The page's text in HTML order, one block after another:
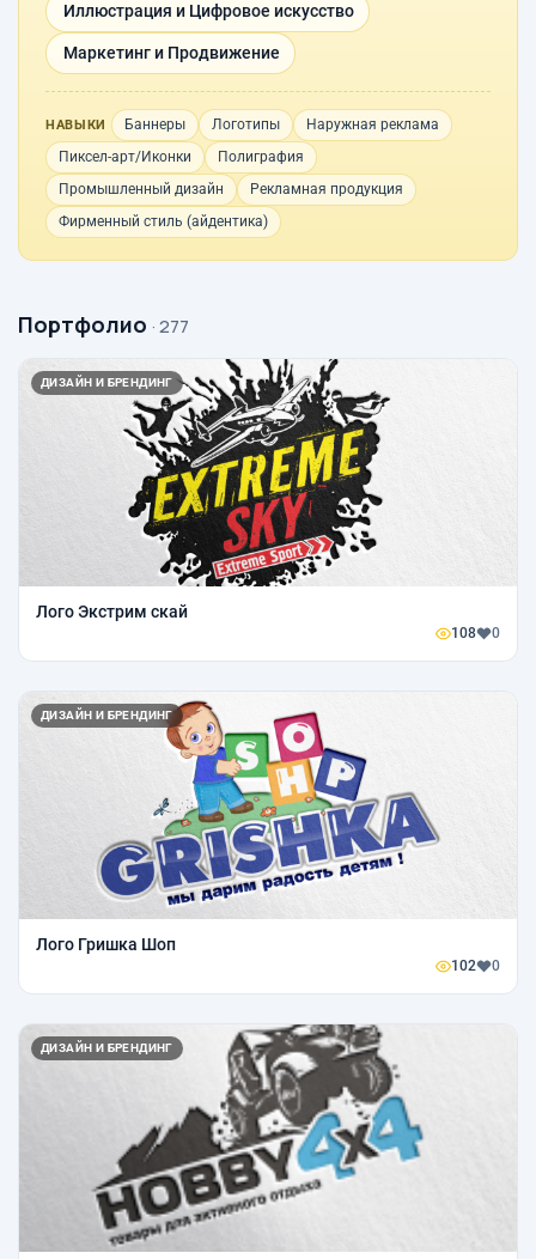
Иллюстрация и Цифровое искусство
Маркетинг и Продвижение
НАВЫКИ Баннеры Логотипы
Наружная реклама
Пиксел-арт/Иконки
Полиграфия
Промышленный дизайн
Рекламная продукция
Фирменный стиль (айдентика)
Портфолио · 277
ДИЗАЙН И БРЕНДИНГ
Лого Экстрим скай
108 0
ДИЗАЙН И БРЕНДИНГ
Лого Гришка Шоп
102 0
ДИЗАЙН И БРЕНДИНГ